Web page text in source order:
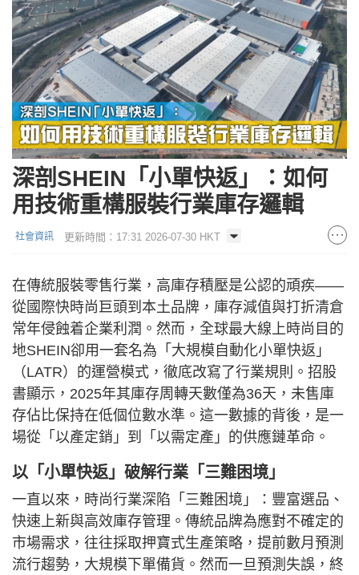
深剖SHEIN「小單快返」：如何
用技術重構服裝行業庫存邏輯
社會資訊 更新時間：17:31 2026-07-30 HKT
在傳統服裝零售行業，高庫存積壓是公認的頑疾——
從國際快時尚巨頭到本土品牌，庫存減值與打折清倉
常年侵蝕着企業利潤。然而，全球最大線上時尚目的
地SHEIN卻用一套名為「大規模自動化小單快返」
（LATR）的運營模式，徹底改寫了行業規則。招股
書顯示，2025年其庫存周轉天數僅為36天，未售庫
存佔比保持在低個位數水準。這一數據的背後，是一
場從「以產定銷」到「以需定產」的供應鏈革命。
以「小單快返」破解行業「三難困境」
一直以來，時尚行業深陷「三難困境」：豐富選品、
快速上新與高效庫存管理。傳統品牌為應對不確定的
市場需求，往往採取押寶式生產策略，提前數月預測
流行趨勢，大規模下單備貨。然而一旦預測失誤，終